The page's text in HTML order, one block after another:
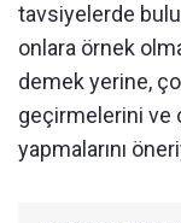
tavsiyelerde
onlara örnek
demek yerine,
geçirmelerini ve
yapmalarını